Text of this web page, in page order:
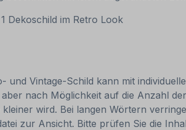
1 Dekoschild im Retro Look
und Vintage-Schild kann mit
nach Möglichkeit auf die Anzahl
wird. Bei langen Wörtern
zur Ansicht. Bitte prüfen Sie die